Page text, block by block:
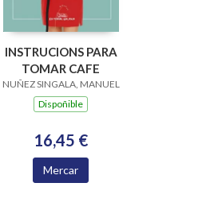
INSTRUCIONS PARA
TOMAR CAFE
NUÑEZ SINGALA, MANUEL
Dispoñible
16,45 €
Mercar